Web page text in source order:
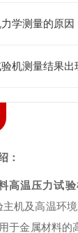
学测量的原因
机测量结果出
：
高温压力试
主机及高温环
于金属材料的